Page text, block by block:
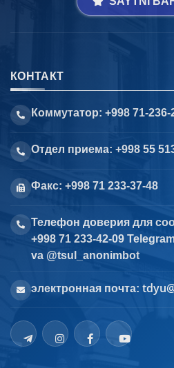
КОНТАКТ
Коммутатор: +998 71-236-
Отдел приема: +998 55
Факс: +998 71 233-37-48
Телефон доверия для
+998 71 233-42-09
va @tsul_anonimbot
электронная почта: